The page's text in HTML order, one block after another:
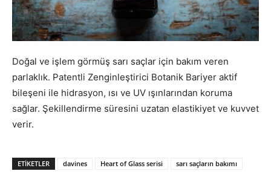
Doğal ve işlem görmüş sarı saçlar için bakım veren
parlaklık. Patentli Zenginleştirici Botanik Bariyer aktif
bileşeni ile hidrasyon, ısı ve UV ışınlarından koruma
sağlar. Şekillendirme süresini uzatan elastikiyet ve kuvvet
verir.
ETIKETLER davines Heart of Glass serisi sarı saçların bakımı